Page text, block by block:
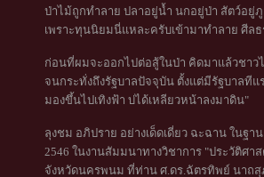
ป่าไม้ถูกทำลาย ปลาอยู่น้ำ นกอยู่ป่า สัตว์อ
เพราะทุนนิยมนี่แหละครับเข้ามาทำลาย ศี
ก่อนที่ผมจะออกไปต่อสู้ในป่า คิดมาแล้วชาว
จนกระทั่งถึงรัฐบาลปัจจุบัน ตั้งแต่มีรัฐบาลที
มองขึ้นไปเทิงฟ้า บ่ได้เหลียวหน้าลงมาดิน"
ลุงชม อภิปราย อย่างเด็ดเดี่ยว ฉะฉาน ในฐ
2546 ในงานสัมมนาทางวิชาการ "ประวัติศา
จังหวัดนครพนม ที่ท่าน ศ.ดร.ฉัตรทิพย์ นาถ